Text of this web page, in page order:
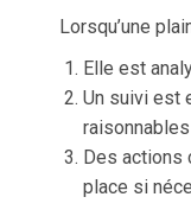
Lorsqu’une
Elle est
Un suivi est
raisonnables
Des actions
place si